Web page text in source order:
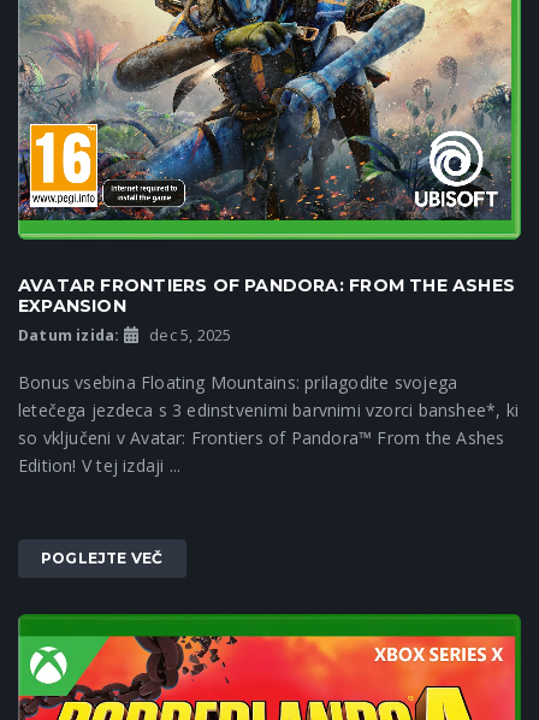
AVATAR FRONTIERS OF PANDORA: FROM THE ASHES
EXPANSION
Datum izida: dec 5, 2025
Bonus vsebina Floating Mountains: prilagodite svojega
letečega jezdeca s 3 edinstvenimi barvnimi vzorci banshee*, ki
so vključeni v Avatar: Frontiers of Pandora™ From the Ashes
Edition! V tej izdaji ...
POGLEJTE VEČ